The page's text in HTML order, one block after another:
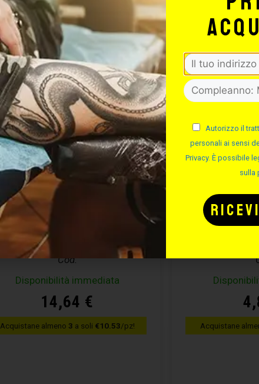
KIT CURA PIERCING
– EASYPIERCING
Cod.
Disponibilità immediata
14,64 €
Acquistane almeno 3 a soli €10.53/pz!
–
Acquistane
Autorizzo il
personali ai sensi
Privacy. È possibile
sulla